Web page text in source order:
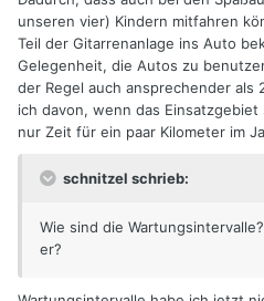
unseren vier) Kindern mitfahren
Teil der Gitarrenanlage ins Auto
Gelegenheit, die Autos zu
der Regel auch ansprechender als
ich davon, wenn das
nur Zeit für ein paar Kilometer im
schnitzel schrieb:
Wie sind die
er?